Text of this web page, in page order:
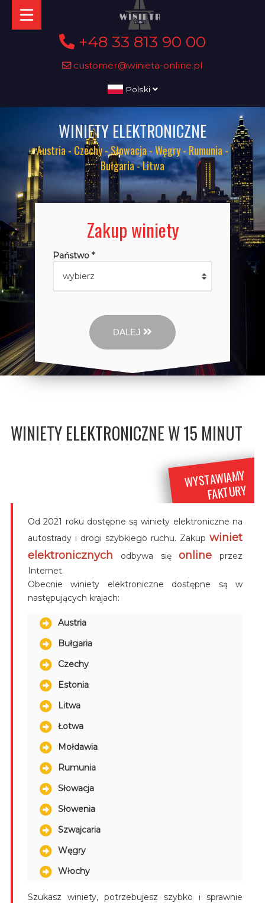
+48 33 813 90 00
customer@winieta-online.pl
Polski
WINIETY ELEKTRONICZNE
Austria - Czechy - Słowacja - Węgry - Rumunia -
Bułgaria - Litwa
Zakup winiety
Państwo *
DALEJ
WINIETY ELEKTRONICZNE W 15 MINUT
WYSTAWIAMY
FAKTURY
Od 2021 roku dostępne są winiety elektroniczne na
autostrady i drogi szybkiego ruchu. Zakupwiniet
elektronicznych odbywa sięonline przez
Internet.
Obecnie winiety elektroniczne dostępne są w
następujących krajach:
Austria
Bułgaria
Czechy
Estonia
Litwa
Łotwa
Mołdawia
Rumunia
Słowacja
Słowenia
Szwajcaria
Węgry
Włochy
Szukasz winiety, potrzebujesz szybko i sprawnie